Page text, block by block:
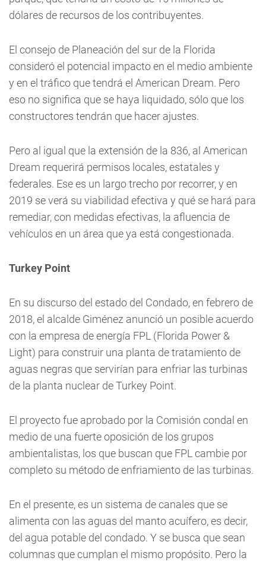
dólares de recursos de los contribuyentes.
El consejo de Planeación del sur de la Florida
consideró el potencial impacto en el medio ambiente
y en el tráfico que tendrá el American Dream. Pero
eso no significa que se haya liquidado, sólo que los
constructores tendrán que hacer ajustes.
Pero al igual que la extensión de la 836, al American
Dream requerirá permisos locales, estatales y
federales. Ese es un largo trecho por recorrer, y en
2019 se verá su viabilidad efectiva y qué se hará para
remediar, con medidas efectivas, la afluencia de
vehículos en un área que ya está congestionada.
Turkey Point
En su discurso del estado del Condado, en febrero de
2018, el alcalde Giménez anunció un posible acuerdo
con la empresa de energía FPL (Florida Power &
Light) para construir una planta de tratamiento de
aguas negras que servirían para enfriar las turbinas
de la planta nuclear de Turkey Point.
El proyecto fue aprobado por la Comisión condal en
medio de una fuerte oposición de los grupos
ambientalistas, los que buscan que FPL cambie por
completo su método de enfriamiento de las turbinas.
En el presente, es un sistema de canales que se
alimenta con las aguas del manto acuífero, es decir,
del agua potable del condado. Y se busca que sean
columnas que cumplan el mismo propósito. Pero la